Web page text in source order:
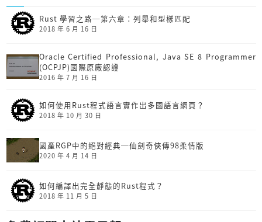
Rust 學習之路─第六章：列舉和型樣匹配
2018 年 6 月 16 日
Oracle Certified Professional, Java SE 8 Programmer
(OCPJP)國際原廠認證
2016 年 7 月 16 日
如何使用Rust程式語言實作出多國語言網頁？
2018 年 10 月 30 日
國產RGP中的絕對經典─仙劍奇俠傳98柔情版
2020 年 4 月 14 日
如何編譯出完全靜態的Rust程式？
2018 年 11 月 5 日